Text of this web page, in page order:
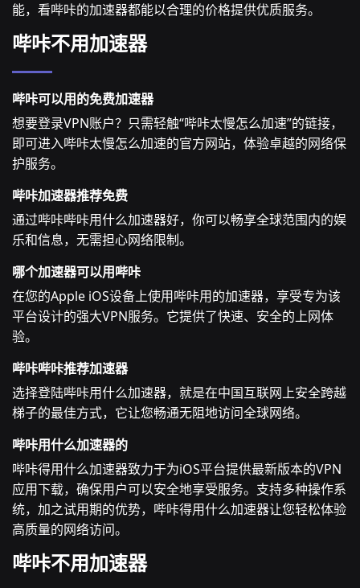
能，看哔咔的加速器都能以合理的价格提供优质服务。
哔咔不用加速器
哔咔可以用的免费加速器
想要登录VPN账户？只需轻触“哔咔太慢怎么加速”的链接，
即可进入哔咔太慢怎么加速的官方网站，体验卓越的网络保
护服务。
哔咔加速器推荐免费
通过哔咔哔咔用什么加速器好，你可以畅享全球范围内的娱
乐和信息，无需担心网络限制。
哪个加速器可以用哔咔
在您的Apple iOS设备上使用哔咔用的加速器，享受专为该
平台设计的强大VPN服务。它提供了快速、安全的上网体
验。
哔咔哔咔推荐加速器
选择登陆哔咔用什么加速器，就是在中国互联网上安全跨越
梯子的最佳方式，它让您畅通无阻地访问全球网络。
哔咔用什么加速器的
哔咔得用什么加速器致力于为iOS平台提供最新版本的VPN
应用下载，确保用户可以安全地享受服务。支持多种操作系
统，加之试用期的优势，哔咔得用什么加速器让您轻松体验
高质量的网络访问。
哔咔不用加速器